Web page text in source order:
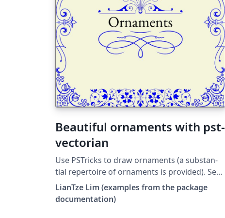
Beautiful ornaments with pst-
vectorian
Use PSTricks to draw or­na­ments (a sub­stan­
tial reper­toire of or­na­ments is pro­vided). See
the package documentation for a list of all the
ornaments.
LianTze Lim (examples from the package
documentation)